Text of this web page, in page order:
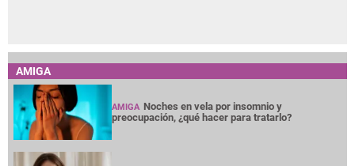
AMIGA
AMIGA Noches en vela por insomnio y
preocupación, ¿qué hacer para tratarlo?